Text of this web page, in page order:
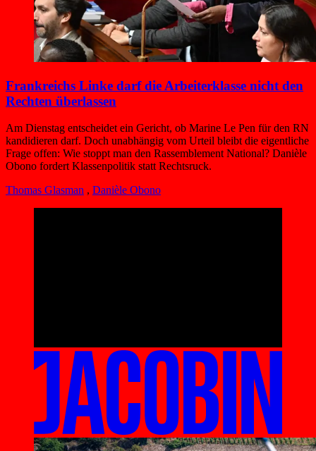
Frankreichs Linke darf die Arbeiterklasse nicht den
Rechten überlassen
Am Dienstag entscheidet ein Gericht, ob Marine Le Pen für den RN
kandidieren darf. Doch unabhängig vom Urteil bleibt die eigentliche
Frage offen: Wie stoppt man den Rassemblement National? Danièle
Obono fordert Klassenpolitik statt Rechtsruck.
Thomas Glasman , Danièle Obono